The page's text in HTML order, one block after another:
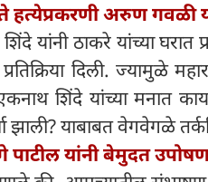
हत्येप्रकरणी अरुण गवळी
यांनी ठाकरे यांच्या
दिली. ज्यामुळे
शिंदे यांच्या मनात
झाली? याबाबत वेगवेगळे
पाटील यांनी बेमुदत